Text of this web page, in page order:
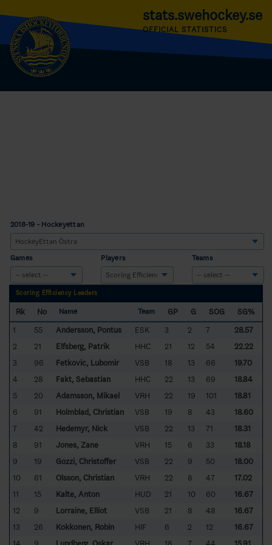
stats.swehockey.se
OFFICIAL STATISTICS
2018-19 - Hockeyettan
Games Players Teams
Scoring Efficiency Leaders
Rk No Name Team GP G SOG
SG%
1
55 Andersson, Pontus ESK 3 2 7
28.57
2
21 Elfsberg, Patrik HHC 21 12 54
22.22
3
96 Fetkovic, Lubomir VSB 18 13 66
19.70
4
28 Fakt, Sebastian HHC 22 13 69
18.84
5
20 Adamsson, Mikael VRH 22 19 101
18.81
6
91 Holmblad, Christian VSB 19 8 43
18.60
7
42 Hedemyr, Nick VSB 22 13 71
18.31
8
91 Jones, Zane VRH 15 6 33
18.18
9
19 Gozzi, Christoffer VSB 22 9 50
18.00
10
61 Olsson, Christian VRH 22 8 47
17.02
11
15 Kalte, Anton HUD 21 10 60
16.67
12
9 Lorraine, Elliot VSB 21 8 48
16.67
13
26 Kokkonen, Robin HIF 6 2 12
16.67